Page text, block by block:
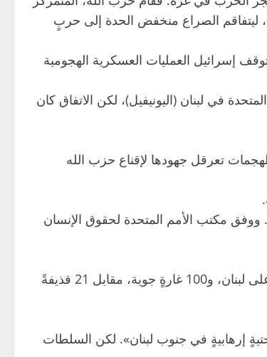
الصراع منخفض الحدة إلى حربٍ
المسلحة، وأن توقف إسرائيل العمليات العسكرية الهجومية
في لبنان (اليونيفيل)، لكن الاتفاق كان
تعرقل جهودها لإقناع حزب الله
وبحسب وزارة الصحة اللبنانية، أسفرت الهجمات الإسرائيلية منذ وقف إطلاق النار عن مقتل أكثر من 270 شخصًا وإصابة نحو 850. ووفق مكتب الأمم المتحدة لحقوق الإنسان
منذ 27 نوفمبر/ تشرين الثاني 2024 وحتى منتصف أكتوبر/ تشرين الأول 2025، رصدت اليونيفيل نحو 950 قذيفةً أطلقتها إسرائيل على لبنان، و100 غارةٍ جوية، مقابل 21 قذيفةً
تحتيةٍ إرهابيةٍ في جنوب لبنان». لكن السلطات